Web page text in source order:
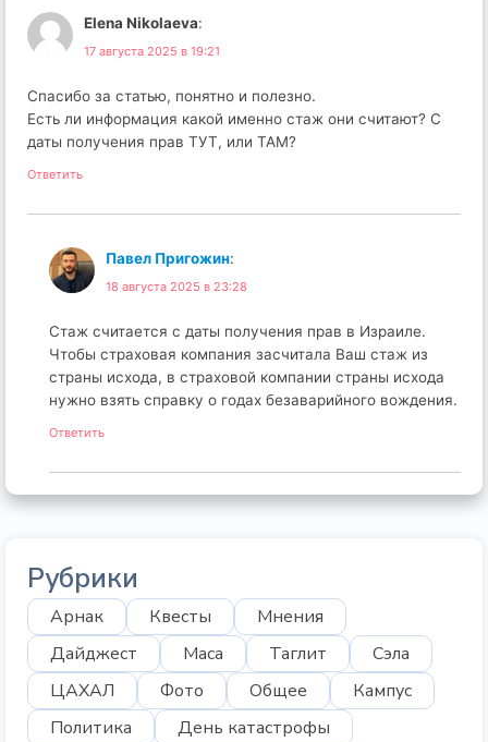
Elena Nikolaeva:
17 августа 2025 в 19:21
Спасибо за статью, понятно и полезно.
Есть ли информация какой именно стаж они считают? С
даты получения прав ТУТ, или ТАМ?
Ответить
Павел Пригожин:
18 августа 2025 в 23:28
Стаж считается с даты получения прав в Израиле.
Чтобы страховая компания засчитала Ваш стаж из
страны исхода, в страховой компании страны исхода
нужно взять справку о годах безаварийного вождения.
Ответить
Рубрики
Арнак Квесты
Мнения
Дайджест
Маса Таглит
Сэла
ЦАХАЛ
Фото Общее
Кампус
Политика
День катастрофы